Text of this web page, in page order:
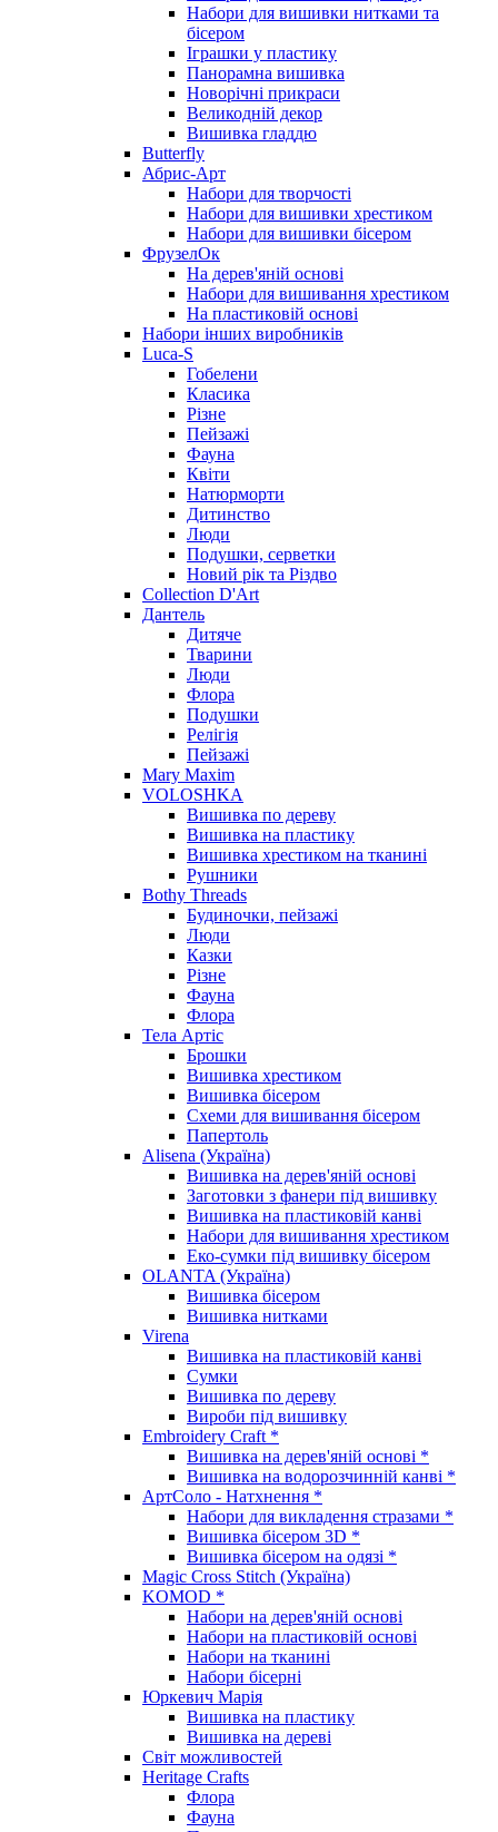
Набори для вишивки нитками та
бісером
Іграшки у пластику
Панорамна вишивка
Новорічні прикраси
Великодній декор
Вишивка гладдю
Butterfly
Абрис-Арт
Набори для творчості
Набори для вишивки хрестиком
Набори для вишивки бісером
ФрузелОк
На дерев'яній основі
Набори для вишивання хрестиком
На пластиковій основі
Набори інших виробників
Luca-S
Гобелени
Класика
Різне
Пейзажі
Фауна
Квіти
Натюрморти
Дитинство
Люди
Подушки, серветки
Новий рік та Різдво
Collection D'Art
Дантель
Дитяче
Тварини
Люди
Флора
Подушки
Релігія
Пейзажі
Mary Maxim
VOLOSHKA
Вишивка по дереву
Вишивка на пластику
Вишивка хрестиком на тканині
Рушники
Bothy Threads
Будиночки, пейзажі
Люди
Казки
Різне
Фауна
Флора
Тела Артіс
Брошки
Вишивка хрестиком
Вишивка бісером
Схеми для вишивання бісером
Папертоль
Alisena (Україна)
Вишивка на дерев'яній основі
Заготовки з фанери під вишивку
Вишивка на пластиковій канві
Набори для вишивання хрестиком
Еко-сумки під вишивку бісером
OLANTA (Україна)
Вишивка бісером
Вишивка нитками
Virena
Вишивка на пластиковій канві
Сумки
Вишивка по дереву
Вироби під вишивку
Embroidery Craft *
Вишивка на дерев'яній основі *
Вишивка на водорозчинній канві *
АртСоло - Натхнення *
Набори для викладення стразами *
Вишивка бісером 3D *
Вишивка бісером на одязі *
Magic Cross Stitch (Україна)
KOMOD *
Набори на дерев'яній основі
Набори на пластиковій основі
Набори на тканині
Набори бісерні
Юркевич Марія
Вишивка на пластику
Вишивка на дереві
Світ можливостей
Heritage Crafts
Флора
Фауна